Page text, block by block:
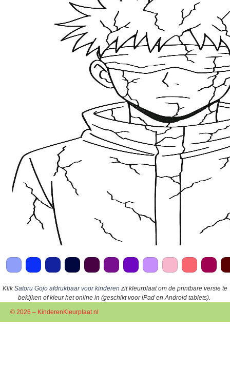
KlikSatoru Gojo afdrukbaar voor kinderen zit kleurplaat om de printbare versie te
bekijken of kleur het online in (geschikt voor iPad en Android tablets).
© 2026 – KinderenKleurplaat.nl